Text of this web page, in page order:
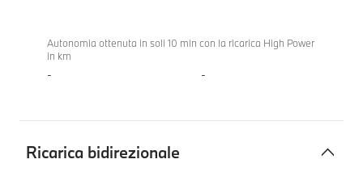
Autonomia ottenuta in soli 10 min con la ricarica High Power
in km
- -
Ricarica bidirezionale